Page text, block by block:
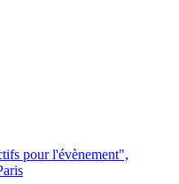
pour l'évènement",